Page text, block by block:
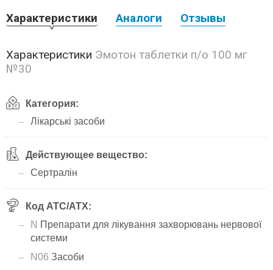
Характеристики Аналоги Отзывы
Характеристики Эмотон таблетки п/о 100 мг
№30
Категория:
Лікарські засоби
Действующее вещество:
Сертралін
Код АТС/ATX:
N Препарати для лікування захворювань нервової
системи
N06 Засоби